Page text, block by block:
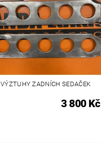
VÝZTUHY ZADNÍCH SEDAČEK
3 800 Kč